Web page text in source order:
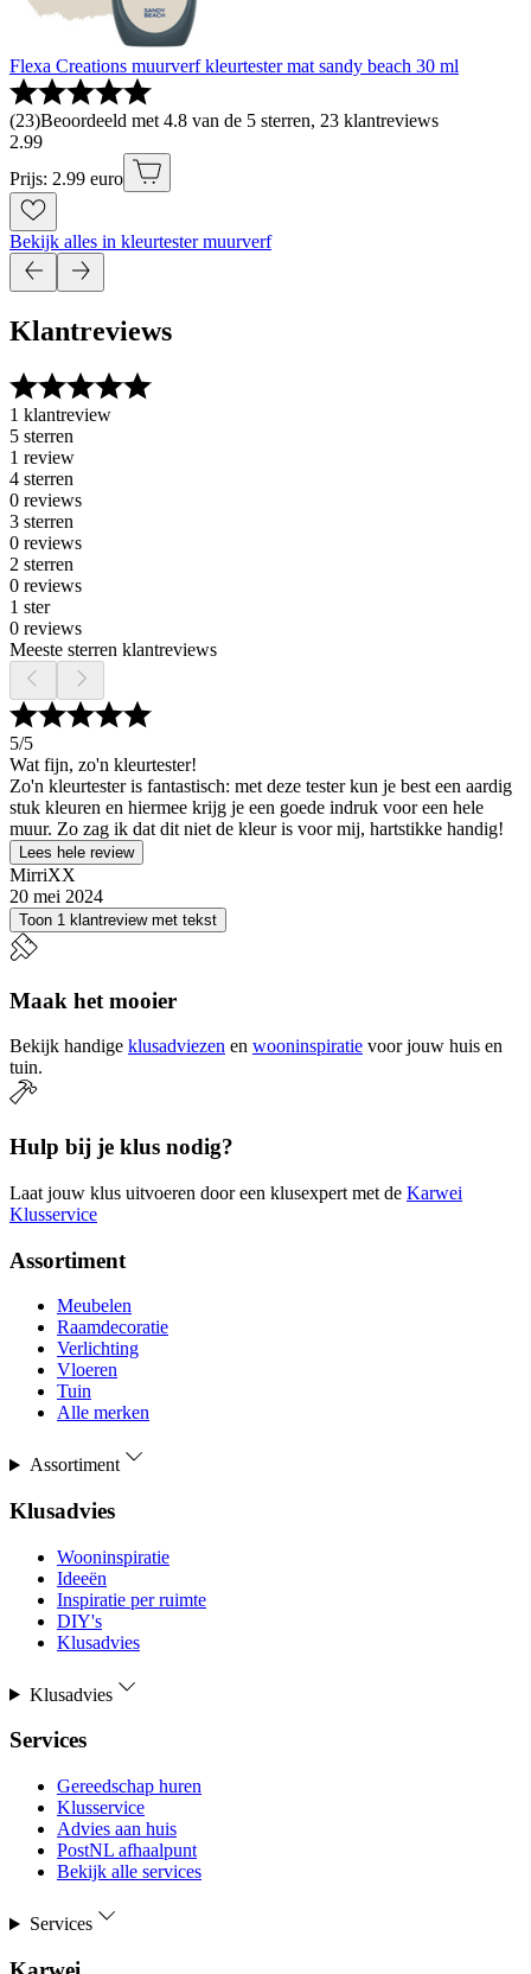
Flexa Creations muurverf kleurtester mat sandy beach 30 ml
(23)Beoordeeld met 4.8 van de 5 sterren, 23 klantreviews
2.99
Prijs: 2.99 euro
Bekijk alles in kleurtester muurverf
Klantreviews
1 klantreview
5 sterren
1 review
4 sterren
0 reviews
3 sterren
0 reviews
2 sterren
0 reviews
1 ster
0 reviews
Meeste sterren klantreviews
5/5
Wat fijn, zo'n kleurtester!
Zo'n kleurtester is fantastisch: met deze tester kun je best een aardig
stuk kleuren en hiermee krijg je een goede indruk voor een hele
muur. Zo zag ik dat dit niet de kleur is voor mij, hartstikke handig!
Lees hele review
MirriXX
20 mei 2024
Toon 1 klantreview met tekst
Maak het mooier
Bekijk handige klusadviezen en wooninspiratie voor jouw huis en
tuin.
Hulp bij je klus nodig?
Laat jouw klus uitvoeren door een klusexpert met de Karwei
Klusservice
Assortiment
Meubelen
Raamdecoratie
Verlichting
Vloeren
Tuin
Alle merken
Assortiment
Klusadvies
Wooninspiratie
Ideeën
Inspiratie per ruimte
DIY's
Klusadvies
Klusadvies
Services
Gereedschap huren
Klusservice
Advies aan huis
PostNL afhaalpunt
Bekijk alle services
Services